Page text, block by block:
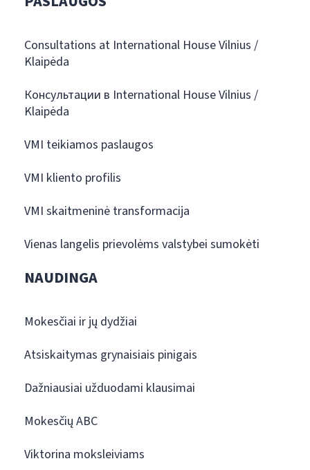
Consultations at International House Vilnius /
Klaipėda
Консультации в International House Vilnius /
Klaipėda
VMI teikiamos paslaugos
VMI kliento profilis
VMI skaitmeninė transformacija
Vienas langelis prievolėms valstybei sumokėti
NAUDINGA
Mokesčiai ir jų dydžiai
Atsiskaitymas grynaisiais pinigais
Dažniausiai užduodami klausimai
Mokesčių ABC
Viktorina moksleiviams